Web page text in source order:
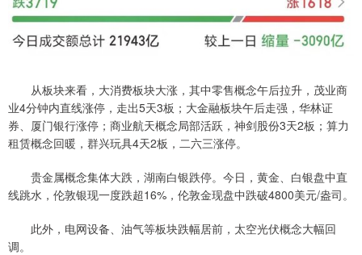
从板块来看，大消费板块大涨，其中零售概念午后拉升，茂业商
业4分钟内直线涨停，走出5天3板；大金融板块午后走强，华林证
券、厦门银行涨停；商业航天概念局部活跃，神剑股份3天2板；算力
租赁概念回暖，群兴玩具4天2板，二六三涨停。
贵金属概念集体大跌，湖南白银跌停。今日，黄金、白银盘中直
线跳水，伦敦银现一度跌超16%，伦敦金现盘中跌破4800美元/盎司。
此外，电网设备、油气等板块跌幅居前，太空光伏概念大幅回
调。